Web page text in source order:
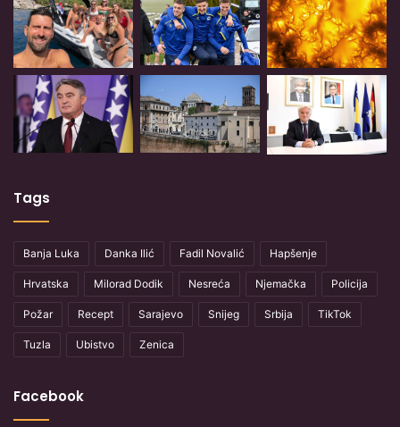
Tags
Banja Luka Danka Ilić Fadil Novalić Hapšenje
Hrvatska Milorad Dodik Nesreća Njemačka Policija
Požar Recept Sarajevo Snijeg Srbija TikTok
Tuzla Ubistvo Zenica
Facebook